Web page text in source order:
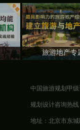
旅游地产专
中国旅游规划甲
规划设计咨询热线
地址：北京市东城